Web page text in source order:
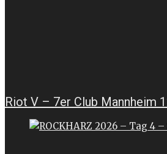
Riot V – 7er Club Mannheim